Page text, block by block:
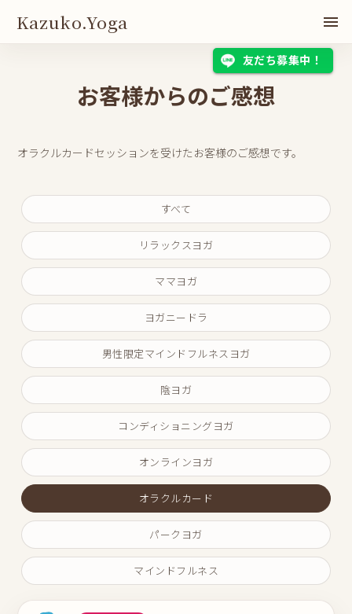
Kazuko.Yoga
友だち募集中！
お客様からのご感想
オラクルカードセッションを受けたお客様のご感想です。
すべて
リラックスヨガ
ママヨガ
ヨガニードラ
男性限定マインドフルネスヨガ
陰ヨガ
コンディショニングヨガ
オンラインヨガ
オラクルカード
パークヨガ
マインドフルネス